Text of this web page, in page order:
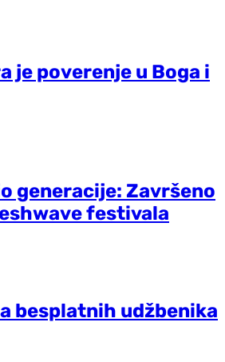
je poverenje u Boga i
generacije: Završeno
festivala
besplatnih udžbenika